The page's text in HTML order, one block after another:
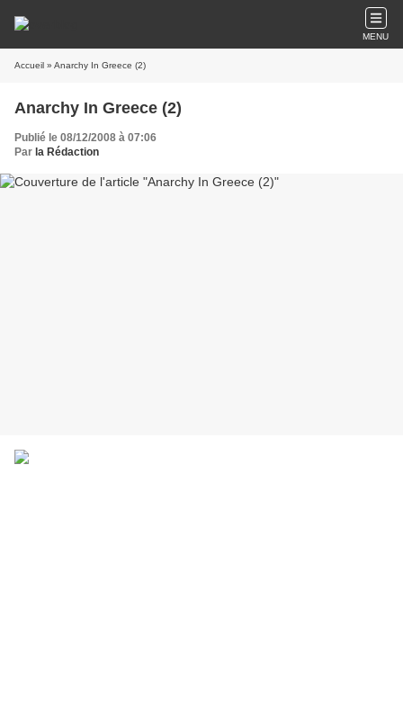
MENU
Accueil » Anarchy In Greece (2)
Anarchy In Greece (2)
Publié le 08/12/2008 à 07:06
Par la Rédaction